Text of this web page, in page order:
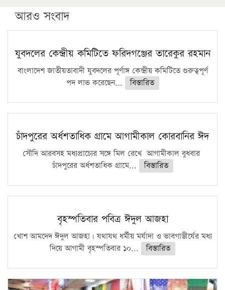
পিএইচডি করছেন কুয়েটের কৃতি…
সারা দেশে বজ্রাঘাতে ১৪ জনের প্রাণহানি
কঠোর হচ্ছে এসএসসি ও এইচএসসি পরীক্ষা
ফরিদগঞ্জে আগুনে পুড়লো ৬ ব্যবসা প্রতিষ্ঠান
আরও সংবাদ
যুবদলের কেন্দ্রীয় কমিটিতে ফরিদগঞ্জের তারেকুর রহমান
বাংলাদেশ জাতীয়তাবাদী যুবদলের পূর্ণাঙ্গ কেন্দ্রীয় কমিটিতে গুরুত্বপূর্ণ
পদ লাভ করেছেন...
বিস্তারিত
চাঁদপুরের অর্ধশতাধিক গ্রামে আগামীকাল কোরবানির ঈদ
সৌদি আরবসহ মধ্যপ্রাচ্যের সঙ্গে মিল রেখে আগামীকাল বুধবার
চাঁদপুরের অর্ধশতাধিক গ্রামে...
বিস্তারিত
বৃহস্পতিবার পবিত্র ঈদুল আজহা
খোশ আমদেদ ঈদুল আজহা। যথাযথ ধর্মীয় মর্যাদা ও ভাবগাম্ভীর্যের মধ্য
দিয়ে আগামী বৃহস্পতিবার ১০...
বিস্তারিত